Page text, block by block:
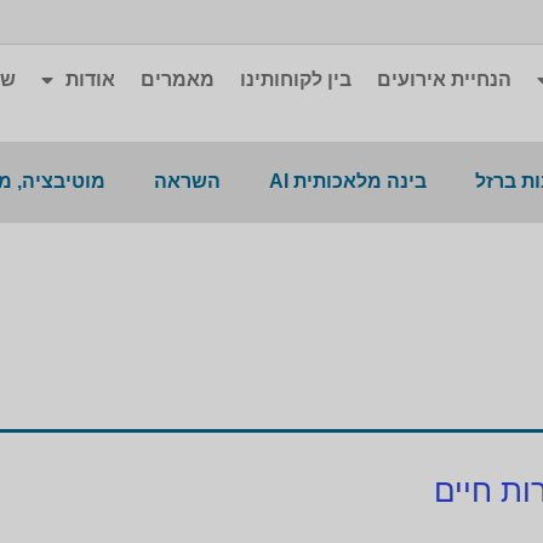
הנחיית אירועים בין לקוחותינו מאמרים אודות
ברזל בינה מלאכותית AI השראה מוטיבציה,
חיים